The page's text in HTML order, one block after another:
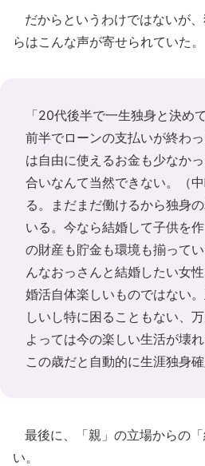
だからというわけではないが
らはこんな声が寄せられていた。
「20代後半で一生独身と決め
前半でローンの支払いが終わ
は自由に使えるお金も少なか
合いなんて当然できない。（
る。まだまだ働けるから独身
いる。今なら結婚して子供を
の財産も貯金も環境も揃って
んなおっさんと結婚したい女
婚活自体楽しいものではない
しいし特に困ることもない、
よっては今の楽しい生活が壊
この歳だと自動的に生涯独身確
最後に、「親」の立場からの
い。